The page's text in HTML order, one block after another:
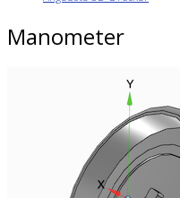
Manometer